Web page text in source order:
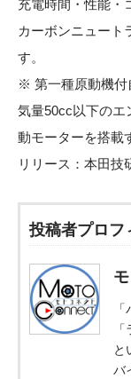
充電時間・性能・
カーボンニュート
す。
※ 第一種原動機付
気量50cc以下のエ
動モーターを搭載
リリース： 本田技
投稿者プロフ
と
バ